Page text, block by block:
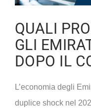
QUALI
GLI
DOPO IL
L’economia degli
duplice shock nel